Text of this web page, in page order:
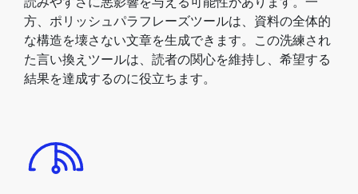
方、ポリッシュパラフレーズツールは、資料の全体的
な構造を壊さない文章を生成できます。この洗練され
た言い換えツールは、読者の関心を維持し、希望する
結果を達成するのに役立ちます。